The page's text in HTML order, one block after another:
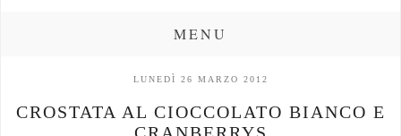
MENU
LUNEDÌ 26 MARZO 2012
CROSTATA AL CIOCCOLATO BIANCO E
CRANBERRYS